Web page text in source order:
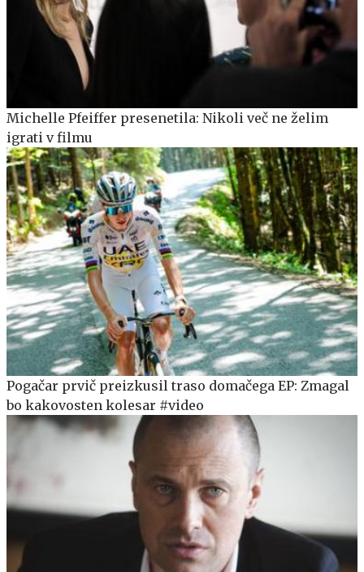
Michelle Pfeiffer presenetila: Nikoli več ne želim
igrati v filmu
Pogačar prvič preizkusil traso domačega EP: Zmagal
bo kakovosten kolesar #video